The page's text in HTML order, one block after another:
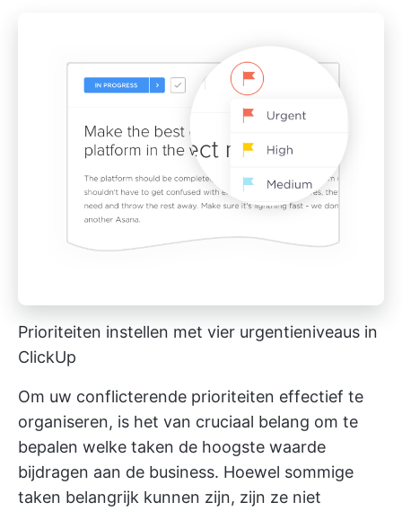
Prioriteiten instellen met vier urgentieniveaus in
ClickUp
Om uw conflicterende prioriteiten effectief te
organiseren, is het van cruciaal belang om te
bepalen welke taken de hoogste waarde
bijdragen aan de business. Hoewel sommige
taken belangrijk kunnen zijn, zijn ze niet